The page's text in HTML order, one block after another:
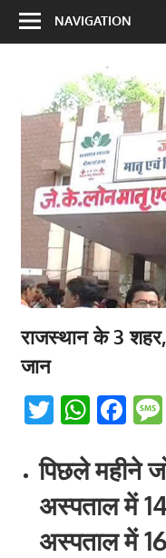
NAVIGATION
राजस्थान के 3
जान
Twitter
पिछले महीने
अस्पताल में
अस्पताल में